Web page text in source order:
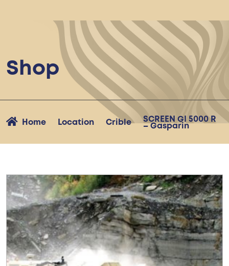
Shop
Home Location Crible
SCREEN GI 5000 R
– Gasparin